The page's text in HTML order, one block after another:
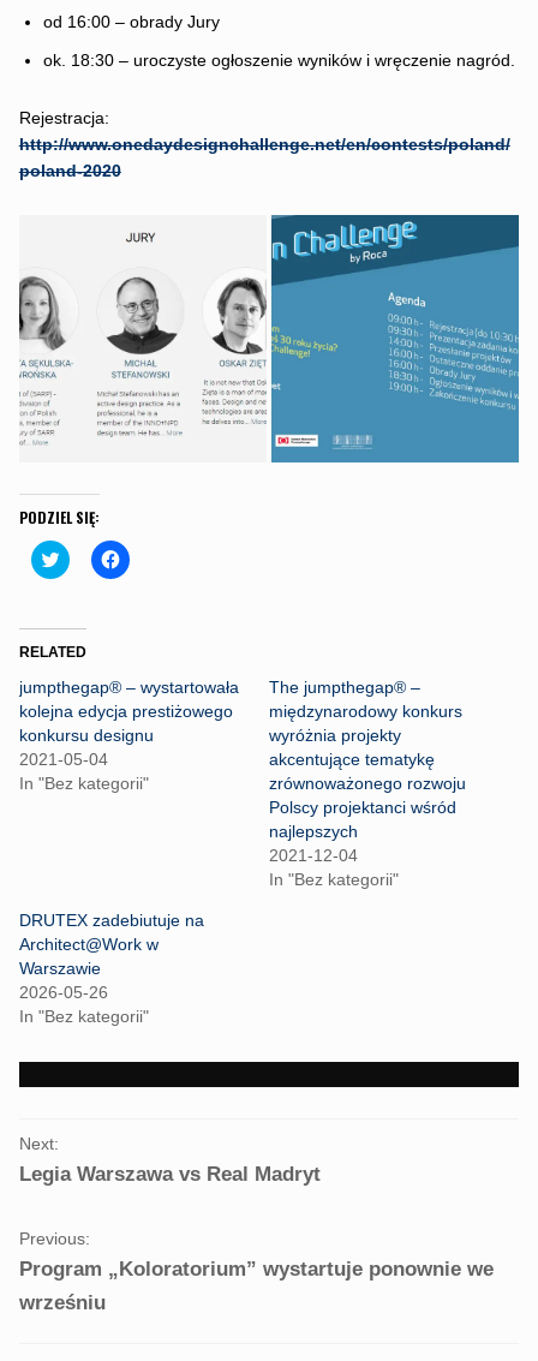
od 16:00 – obrady Jury
ok. 18:30 – uroczyste ogłoszenie wyników i wręczenie nagród.
Rejestracja:
http://www.onedaydesignchallenge.net/en/contests/poland/
poland-2020
PODZIEL SIĘ:
C
l
t
o
h
a
r
e
o
n
w
p
e
n
s
i
n
n
e
n
C
l
h
a
r
e
o
a
O
p
e
n
n
i
)
RELATED
jumpthegap® – wystartowała
kolejna edycja prestiżowego
konkursu designu
2021-05-04
In "Bez kategorii"
The jumpthegap® –
międzynarodowy konkurs
wyróżnia projekty
akcentujące tematykę
zrównoważonego rozwoju
Polscy projektanci wśród
najlepszych
2021-12-04
In "Bez kategorii"
DRUTEX zadebiutuje na
Architect@Work w
Warszawie
2026-05-26
In "Bez kategorii"
PORTFOLIO
NAVIGATION
Previous:
Program „Koloratorium” wystartuje ponownie we
wrześniu
Next:
Legia Warszawa vs Real Madryt